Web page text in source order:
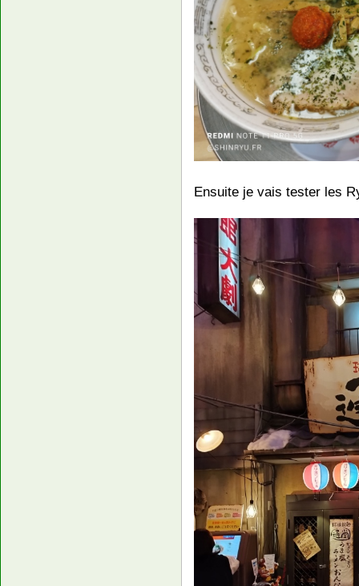
Ensuite je vais tester les